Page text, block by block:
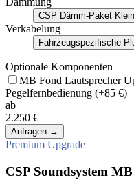
CSP Dämm-Paket Klein
Verkabelung
Fahrzeugspezifische
Optionale Komponenten
MB Fond Lautsprecher
Pegelfernbedienung (+85 €)
ab
2.250 €
Anfragen →
Premium Upgrade
CSP Soundsystem